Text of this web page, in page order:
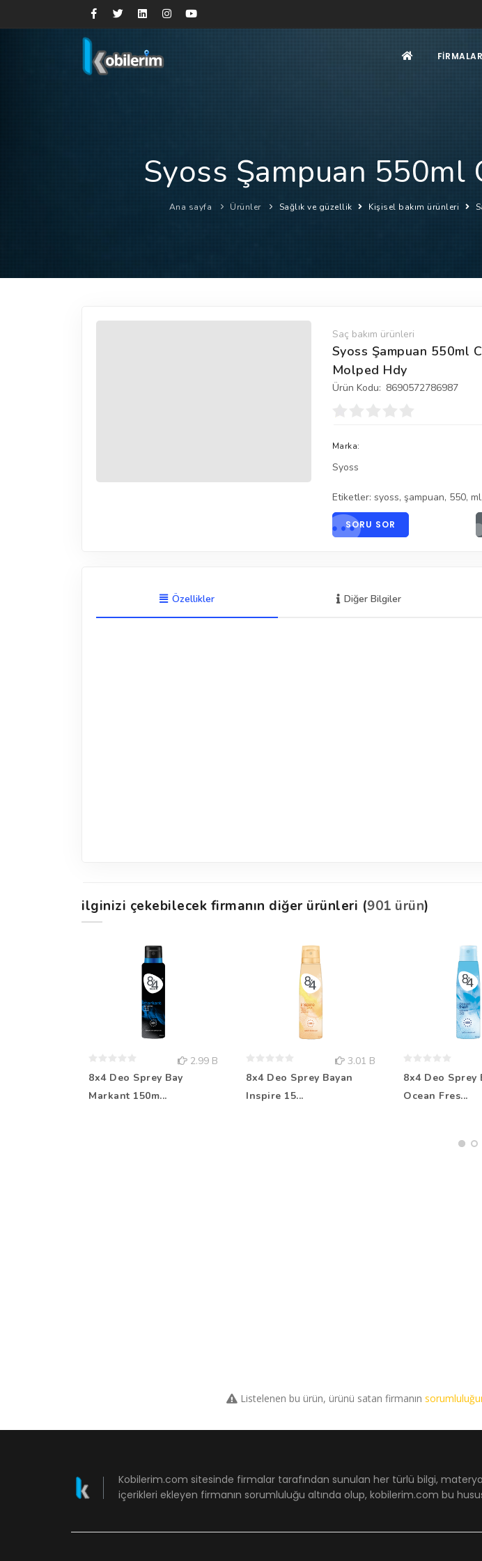
FIRMALAR
Syoss Şampuan
Ana sayfa Ürünler Sağlık ve güzellik Kişisel bakım ürünleri
Saç bakım ürünleri
Syoss Şampuan 550ml
Molped Hdy
Ürün Kodu: 8690572786987
Marka:
Syoss
Etiketler: syoss, şampuan, 550, ml,
SORU SOR
Özellikler Diğer Bilgiler
ilginizi çekebilecek firmanın diğer ürünleri (901 ürün)
2.99 B
8x4 Deo Sprey Bay
Markant 150m...
3.01 B
8x4 Deo Sprey Bayan
Inspire 15...
8x4 Deo Sprey
Ocean Fres...
Listelenen bu ürün, ürünü satan firmanın
Kobilerim.com sitesinde firmalar tarafından sunulan her türlü bilgi,
içerikleri ekleyen firmanın sorumluluğu altında olup, kobilerim.com bu